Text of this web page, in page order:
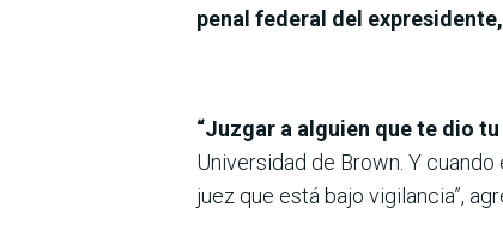
penal federal del
“Juzgar a alguien que te dio
Universidad de Brown. Y
juez que está bajo vigilancia”,